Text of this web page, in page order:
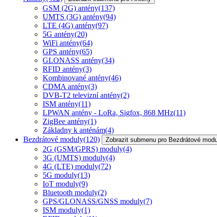
GSM (2G) antény(137)
UMTS (3G) antény(94)
LTE (4G) antény(97)
5G antény(20)
WiFi antény(64)
GPS antény(65)
GLONASS antény(34)
RFID antény(3)
Kombinované antény(46)
CDMA antény(3)
DVB-T2 televizní antény(2)
ISM antény(11)
LPWAN antény - LoRa, Sigfox, 868 MHz(11)
ZigBee antény(1)
Základny k anténám(4)
Bezdrátové moduly(120) Zobrazit submenu pro Bezdrátové
2G (GSM/GPRS) moduly(4)
3G (UMTS) moduly(4)
4G (LTE) moduly(72)
5G moduly(13)
IoT moduly(9)
Bluetooth moduly(2)
GPS/GLONASS/GNSS moduly(7)
ISM moduly(1)